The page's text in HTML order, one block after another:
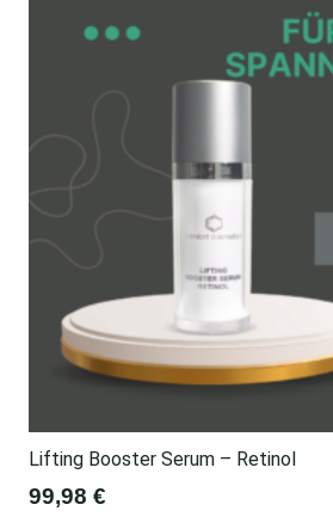
Lifting Booster Serum – Retinol
99,98 €